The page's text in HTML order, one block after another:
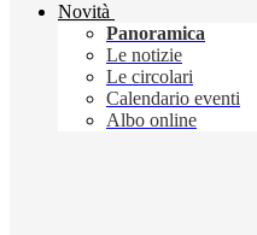
Novità
Panoramica
Le notizie
Le circolari
Calendario eventi
Albo online